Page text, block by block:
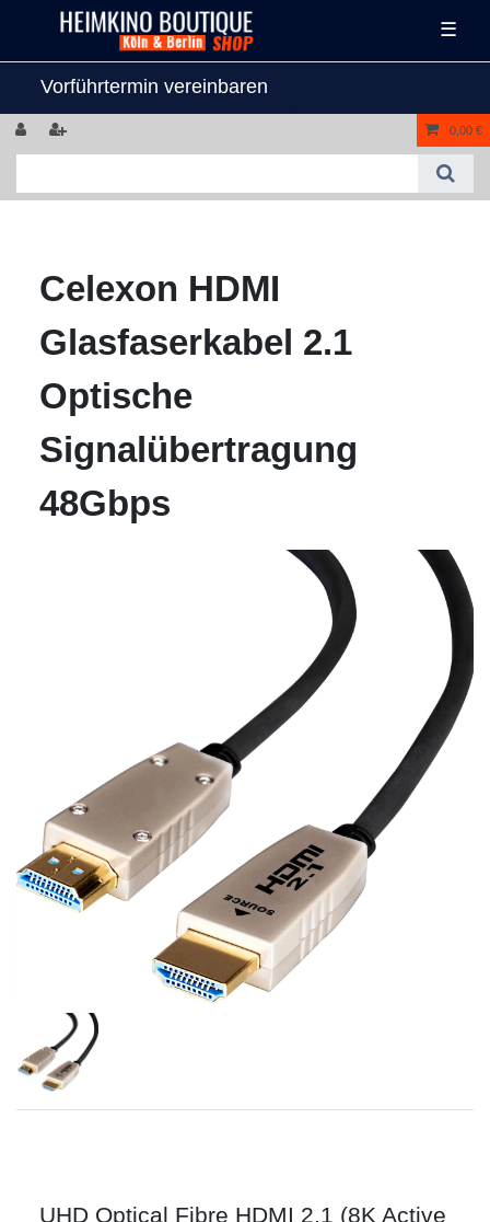
☰
Vorführtermin vereinbaren
0,00 €
Celexon HDMI
Glasfaserkabel 2.1
Optische
Signalübertragung
48Gbps
UHD Optical Fibre HDMI 2.1 (8K Active